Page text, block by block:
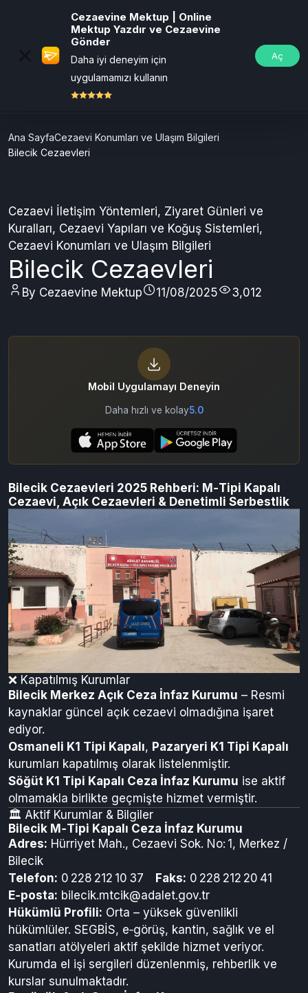
Cezaevine Mektup | Online
Mektup Yazdır ve Cezaevine
Gönder
Daha iyi deneyim için
uygulamamızı kullanın
Aç
Ana SayfaCezaevi Konumları ve Ulaşım Bilgileri
Bilecik Cezaevleri
Cezaevi İletişim Yöntemleri, Ziyaret Günleri ve
Kuralları, Cezaevi Yapıları ve Koğuş Sistemleri,
Cezaevi Konumları ve Ulaşım Bilgileri
Bilecik Cezaevleri
By Cezaevine Mektup 11/08/2025 3,012
Mobil Uygulamayı Deneyin
Daha hızlı ve kolay5.0
Bilecik Cezaevleri 2025 Rehberi: M‑Tipi Kapalı
Cezaevi, Açık Cezaevleri & Denetimli Serbestlik
❌ Kapatılmış Kurumlar
Bilecik Merkez Açık Ceza İnfaz Kurumu – Resmi
kaynaklar güncel açık cezaevi olmadığına işaret
ediyor.
Osmaneli K1 Tipi Kapalı, Pazaryeri K1 Tipi Kapalı
kurumları kapatılmış olarak listelenmiştir.
Söğüt K1 Tipi Kapalı Ceza İnfaz Kurumu ise aktif
olmamakla birlikte geçmişte hizmet vermiştir.
🏛️ Aktif Kurumlar & Bilgiler
Bilecik M‑Tipi Kapalı Ceza İnfaz Kurumu
Adres: Hürriyet Mah., Cezaevi Sok. No: 1, Merkez /
Bilecik
Telefon: 0 228 212 10 37 Faks: 0 228 212 20 41
E‑posta: bilecik.mtcik@adalet.gov.tr
Hükümlü Profili: Orta – yüksek güvenlikli
hükümlüler. SEGBİS, e‑görüş, kantin, sağlık ve el
sanatları atölyeleri aktif şekilde hizmet veriyor.
Kurumda el işi sergileri düzenlenmiş, rehberlik ve
kurslar sunulmaktadır.